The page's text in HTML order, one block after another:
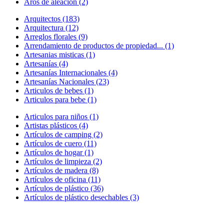
Aros de aleación (2)
Arquitectos (183)
Arquitectura (12)
Arreglos florales (9)
Arrendamiento de productos de propiedad... (1)
Artesanias misticas (1)
Artesanías (4)
Artesanías Internacionales (4)
Artesanías Nacionales (23)
Articulos de bebes (1)
Articulos para bebe (1)
Articulos para niños (1)
Artistas plásticos (4)
Artículos de camping (2)
Artículos de cuero (11)
Artículos de hogar (1)
Artículos de limpieza (2)
Artículos de madera (8)
Artículos de oficina (11)
Artículos de plástico (36)
Artículos de plástico desechables (3)